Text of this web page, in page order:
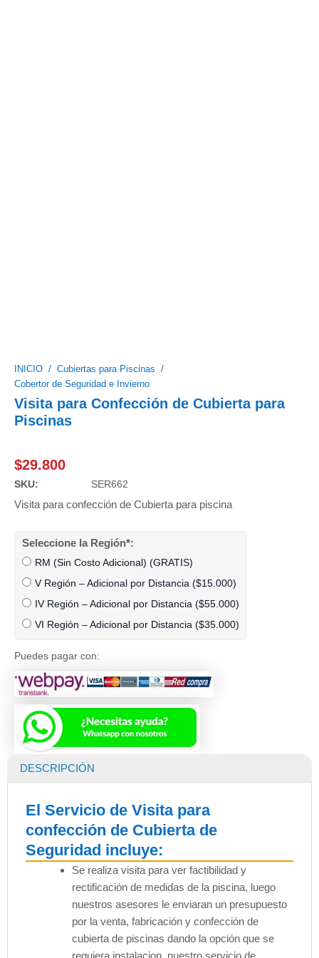
INICIO/ Cubiertas para Piscinas /
Cobertor de Seguridad e Invierno
Visita para Confección de Cubierta para
Piscinas
$29.800
SKU: SER662
Visita para confección de Cubierta para piscina
Seleccione la Región*:
RM (Sin Costo Adicional) (GRATIS)
V Región – Adicional por Distancia ($15.000)
IV Región – Adicional por Distancia ($55.000)
VI Región – Adicional por Distancia ($35.000)
Puedes pagar con:
DESCRIPCIÓN
El Servicio de Visita para
confección de Cubierta de
Seguridad incluye:
Se realiza visita para ver factibilidad y
rectificación de medidas de la piscina, luego
nuestros asesores le enviaran un presupuesto
por la venta, fabricación y confección de
cubierta de piscinas dando la opción que se